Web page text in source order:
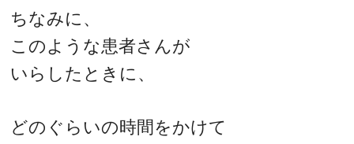
ちなみに、
このような患者さんが
いらしたときに、
どのぐらいの時間をかけて